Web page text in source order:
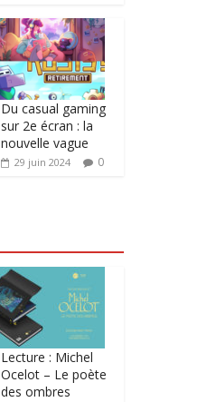
Du casual gaming
sur 2e écran : la
nouvelle vague
29 juin 2024 0
Lecture : Michel
Ocelot – Le poète
des ombres